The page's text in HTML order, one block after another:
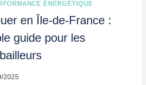
ÉNERGÉTIQUE
en Île-de-France :
guide pour les
2025